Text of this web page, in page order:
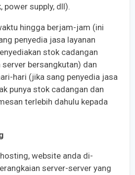
power supply, dll).
hingga berjam-jam (ini
penyedia jasa layanan
stok cadangan
bersangkutan) dan
hari (jika sang penyedia jasa
punya stok cadangan dan
terlebih dahulu kepada
website anda di-
server-server yang